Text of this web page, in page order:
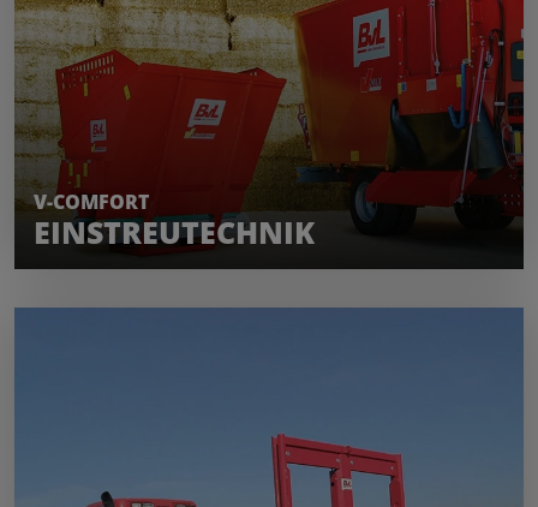
V-COMFORT
EINSTREUTECHNIK
MEHR ERFAHREN